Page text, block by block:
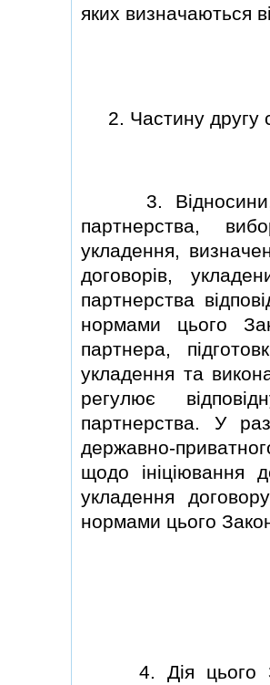
яких визначаються
2. Частину другу
3. Вiдносини,
партнерства,
укладення,
договорiв,
партнерства
нормами цього
партнера,
укладення та
регулює
партнерства. У
державно-
щодо iнiцiювання
укладення
нормами цього
4. Дiя цього